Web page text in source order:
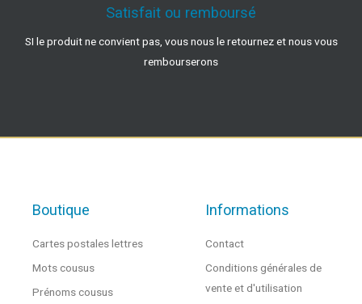
Satisfait ou remboursé
SI le produit ne convient pas, vous nous le retournez et nous vous
rembourserons
Boutique
Cartes postales lettres
Mots cousus
Prénoms cousus
Informations
Contact
Conditions générales de
vente et d'utilisation